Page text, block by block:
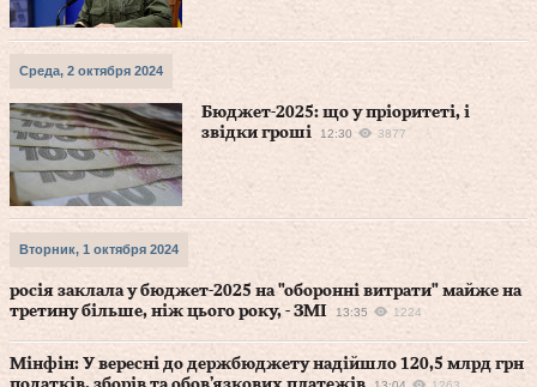
Среда, 2 октября 2024
Бюджет-2025: що у пріоритеті, і
звідки гроші
12:30 3877
Вторник, 1 октября 2024
росія заклала у бюджет-2025 на "оборонні витрати" майже на
третину більше, ніж цього року, - ЗМІ
13:35 1224
Мінфін: У вересні до держбюджету надійшло 120,5 млрд грн